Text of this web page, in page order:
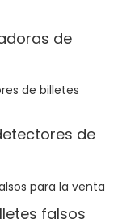
de
de
falsos